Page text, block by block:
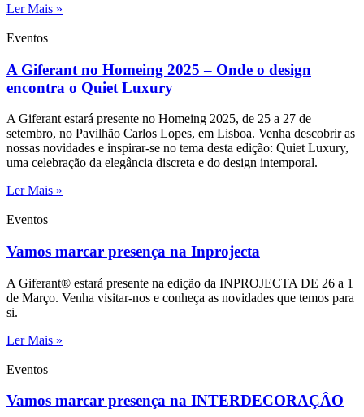
Ler Mais »
Eventos
A Giferant no Homeing 2025 – Onde o design
encontra o Quiet Luxury
A Giferant estará presente no Homeing 2025, de 25 a 27 de
setembro, no Pavilhão Carlos Lopes, em Lisboa. Venha descobrir as
nossas novidades e inspirar-se no tema desta edição: Quiet Luxury,
uma celebração da elegância discreta e do design intemporal.
Ler Mais »
Eventos
Vamos marcar presença na Inprojecta
A Giferant® estará presente na edição da INPROJECTA DE 26 a 1
de Março. Venha visitar-nos e conheça as novidades que temos para
si.
Ler Mais »
Eventos
Vamos marcar presença na INTERDECORAÇÂO